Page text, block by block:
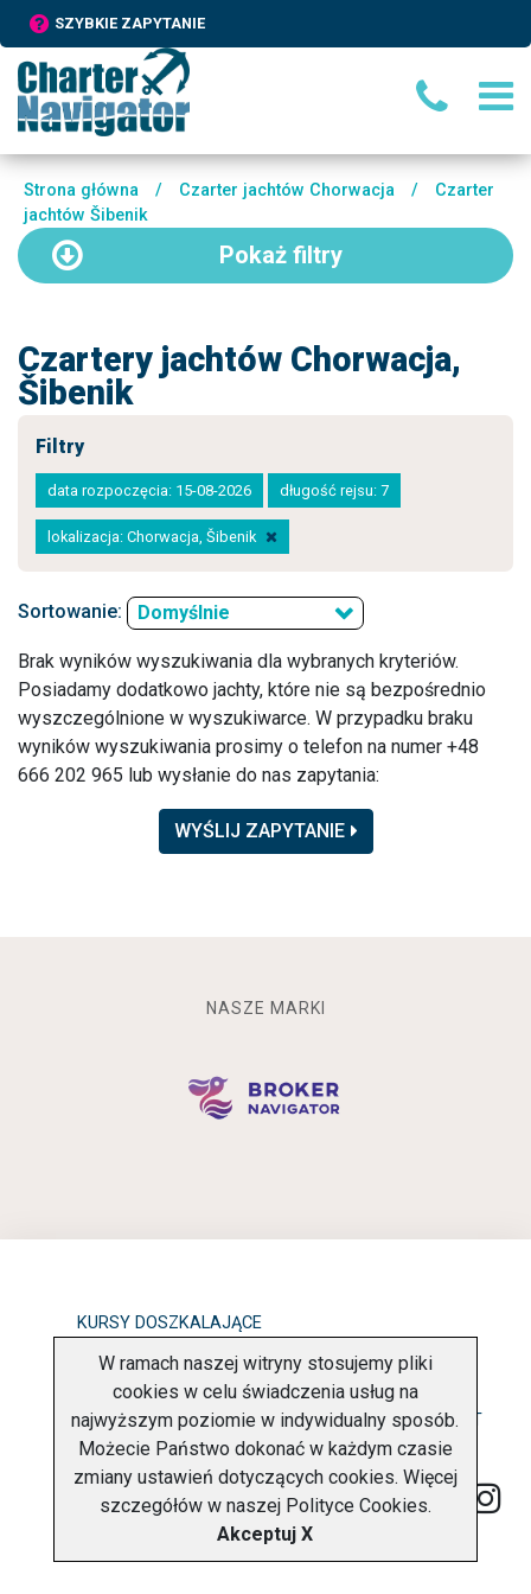
SZYBKIE ZAPYTANIE
Strona główna / Czarter jachtów Chorwacja /
Czarter
jachtów Šibenik
Pokaż filtry
Czartery jachtów Chorwacja,
Šibenik
Filtry
data rozpoczęcia: 15-08-2026 długość rejsu: 7
lokalizacja: Chorwacja, Šibenik
Sortowanie: Domyślnie
Brak wyników wyszukiwania dla wybranych kryteriów.
Posiadamy dodatkowo jachty, które nie są bezpośrednio
wyszczególnione w wyszukiwarce. W przypadku braku
wyników wyszukiwania prosimy o telefon na numer +48
666 202 965 lub wysłanie do nas zapytania:
WYŚLIJ ZAPYTANIE
NASZE MARKI
KURSY DOSZKALAJĄCE
OBOWIĄZEK INFORMACYJNY
POLITYKA PRYWATNOŚCI O FIRMIE KONTAKT
Copyright © 2026 Charter Navigator
W ramach naszej witryny stosujemy pliki
cookies w celu świadczenia usług na
najwyższym poziomie w indywidualny sposób.
Możecie Państwo dokonać w każdym czasie
zmiany ustawień dotyczących cookies. Więcej
szczegółów w naszej Polityce Cookies.
Akceptuj X